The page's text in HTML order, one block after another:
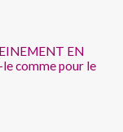
EN
comme pour le